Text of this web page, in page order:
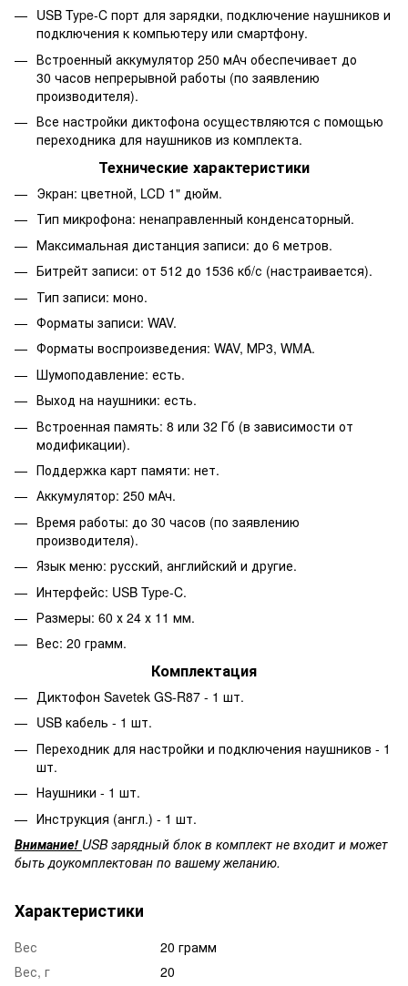
USB Type-C порт для зарядки, подключение наушников и
подключения к компьютеру или смартфону.
Встроенный аккумулятор 250 мАч обеспечивает до
30 часов непрерывной работы (по заявлению
производителя).
Все настройки диктофона осуществляются с помощью
переходника для наушников из комплекта.
Технические характеристики
Экран: цветной, LCD 1" дюйм.
Тип микрофона: ненаправленный конденсаторный.
Максимальная дистанция записи: до 6 метров.
Битрейт записи: от 512 до 1536 кб/с (настраивается).
Тип записи: моно.
Форматы записи: WAV.
Форматы воспроизведения: WAV, МР3, WMA.
Шумоподавление: есть.
Выход на наушники: есть.
Встроенная память: 8 или 32 Гб (в зависимости от
модификации).
Поддержка карт памяти: нет.
Аккумулятор: 250 мАч.
Время работы: до 30 часов (по заявлению
производителя).
Язык меню: русский, английский и другие.
Интерфейс: USB Type-C.
Размеры: 60 х 24 х 11 мм.
Вес: 20 грамм.
Комплектация
Диктофон Savetek GS-R87 - 1 шт.
USB кабель - 1 шт.
Переходник для настройки и подключения наушников - 1
шт.
Наушники - 1 шт.
Инструкция (англ.) - 1 шт.
Внимание! USB зарядный блок в комплект не входит и может
быть доукомплектован по вашему желанию.
Характеристики
Вес
20 грамм
Вес, г
20